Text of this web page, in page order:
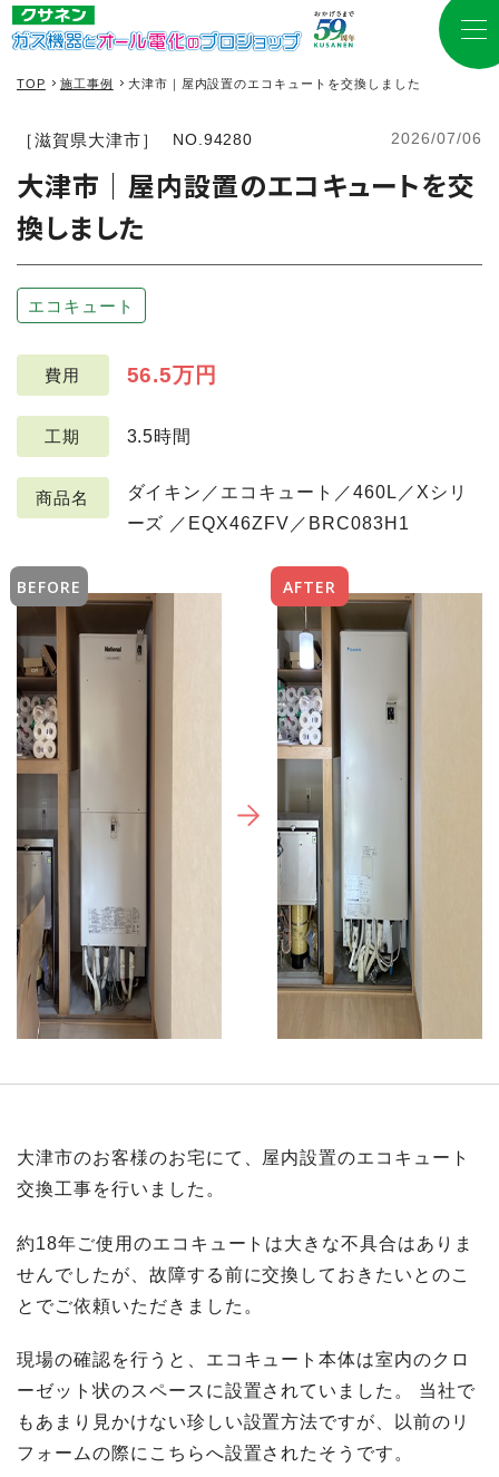
TOP 施工事例 大津市｜屋内設置のエコキュートを交換しました
［滋賀県大津市］ NO.94280 2026/07/06
大津市｜屋内設置のエコキュートを交
換しました
エコキュート
費用 56.5万円
工期 3.5時間
商品名
ダイキン／エコキュート／460L／Xシリ
ーズ ／EQX46ZFV／BRC083H1
BEFORE AFTER
大津市のお客様のお宅にて、屋内設置のエコキュート
交換工事を行いました。
約18年ご使用のエコキュートは大きな不具合はありま
せんでしたが、故障する前に交換しておきたいとのこ
とでご依頼いただきました。
現場の確認を行うと、エコキュート本体は室内のクロ
ーゼット状のスペースに設置されていました。 当社で
もあまり見かけない珍しい設置方法ですが、以前のリ
フォームの際にこちらへ設置されたそうです。